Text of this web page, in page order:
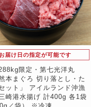
お届け日の指定が可能です
限定・第七光洋丸
然本まぐろ 切り落とし・た
ット」 アイルランド沖漁
崎港水揚げ 計400g 各1袋